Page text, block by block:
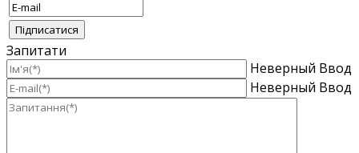
Запитати
Неверный Ввод
Неверный Ввод